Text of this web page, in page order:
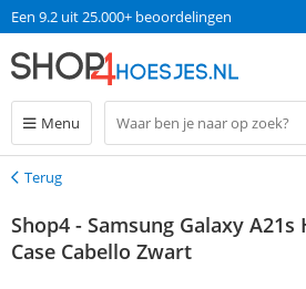
Een 9.2 uit 25.000+ beoordelingen
Menu
Terug
Terug
Shop4 - Samsung Galaxy
Case Cabello Zwart